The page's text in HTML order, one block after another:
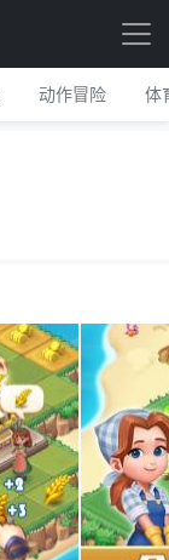
动作冒险 体